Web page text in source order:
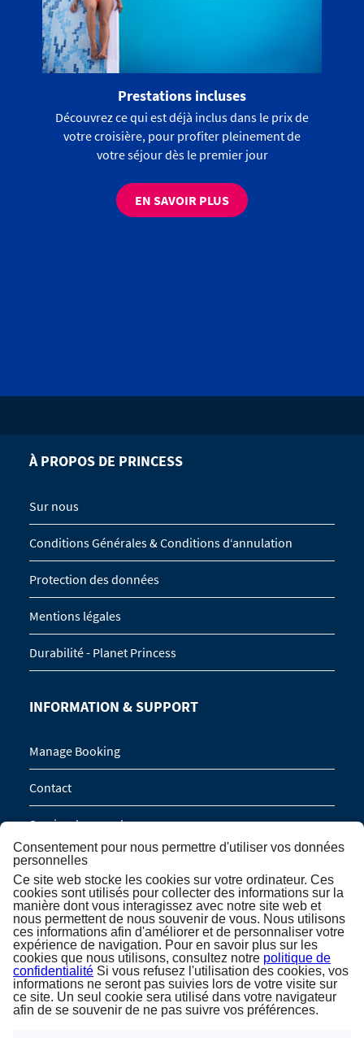
Prestations incluses
Découvrez ce qui est déjà inclus dans le prix de
votre croisière, pour profiter pleinement de
votre séjour dès le premier jour
EN SAVOIR PLUS
À PROPOS DE PRINCESS
Sur nous
Conditions Générales & Conditions d‘annulation
Protection des données
Mentions légales
Durabilité - Planet Princess
INFORMATION & SUPPORT
Manage Booking
Contact
Service de rappel
Demande de groupe (16 personnes / 8 cabines)
INSCRIPTION À LA NEWSLETTER
Inscription à la newsletter
Consentement pour nous permettre d'utiliser vos données
personnelles
Ce site web stocke les cookies sur votre ordinateur. Ces
cookies sont utilisés pour collecter des informations sur la
manière dont vous interagissez avec notre site web et
nous permettent de nous souvenir de vous. Nous utilisons
ces informations afin d'améliorer et de personnaliser votre
expérience de navigation. Pour en savoir plus sur les
cookies que nous utilisons, consultez notre politique de
confidentialité Si vous refusez l'utilisation des cookies, vos
informations ne seront pas suivies lors de votre visite sur
ce site. Un seul cookie sera utilisé dans votre navigateur
afin de se souvenir de ne pas suivre vos préférences.